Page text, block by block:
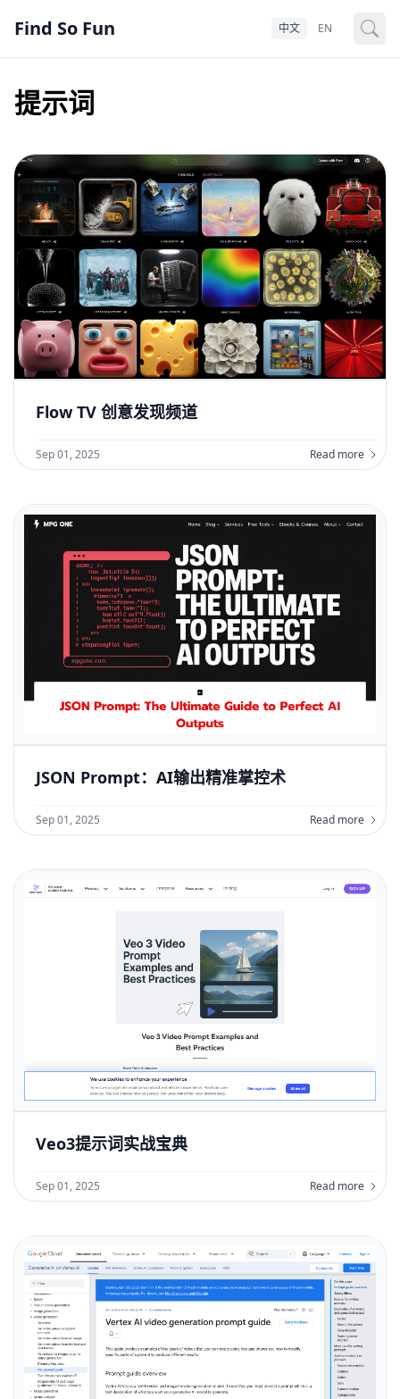
Find So Fun 中文 EN
提示词
Flow TV 创意发现频道
Sep 01, 2025 Read more
JSON Prompt：AI输出精准掌控术
Sep 01, 2025 Read more
Veo3提示词实战宝典
Sep 01, 2025 Read more